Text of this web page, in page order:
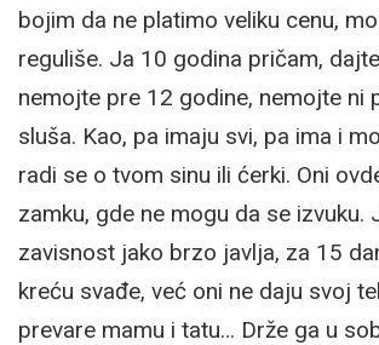
bojim da ne platimo veliku cenu,
reguliše. Ja 10 godina pričam,
nemojte pre 12 godine, nemojte ni
sluša. Kao, pa imaju svi, pa ima i
radi se o tvom sinu ili ćerki. Oni
zamku, gde ne mogu da se izvuku.
zavisnost jako brzo javlja, za 15
kreću svađe, već oni ne daju svoj
prevare mamu i tatu… Drže ga u